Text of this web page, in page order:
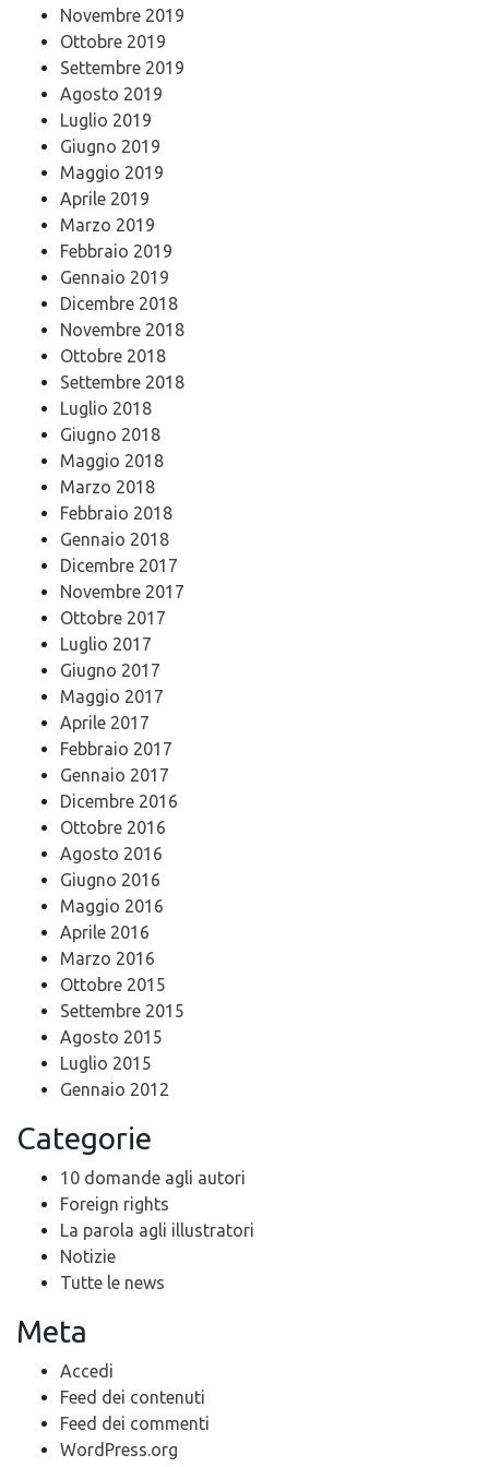
Novembre 2019
Ottobre 2019
Settembre 2019
Agosto 2019
Luglio 2019
Giugno 2019
Maggio 2019
Aprile 2019
Marzo 2019
Febbraio 2019
Gennaio 2019
Dicembre 2018
Novembre 2018
Ottobre 2018
Settembre 2018
Luglio 2018
Giugno 2018
Maggio 2018
Marzo 2018
Febbraio 2018
Gennaio 2018
Dicembre 2017
Novembre 2017
Ottobre 2017
Luglio 2017
Giugno 2017
Maggio 2017
Aprile 2017
Febbraio 2017
Gennaio 2017
Dicembre 2016
Ottobre 2016
Agosto 2016
Giugno 2016
Maggio 2016
Aprile 2016
Marzo 2016
Ottobre 2015
Settembre 2015
Agosto 2015
Luglio 2015
Gennaio 2012
Categorie
10 domande agli autori
Foreign rights
La parola agli illustratori
Notizie
Tutte le news
Meta
Accedi
Feed dei contenuti
Feed dei commenti
WordPress.org